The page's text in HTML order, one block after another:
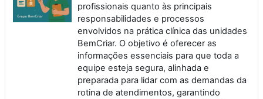
profissionais quanto às principais
responsabilidades e processos
envolvidos na prática clínica das unidades
BemCriar. O objetivo é oferecer as
informações essenciais para que toda a
equipe esteja segura, alinhada e
preparada para lidar com as demandas da
rotina de atendimentos, garantindo